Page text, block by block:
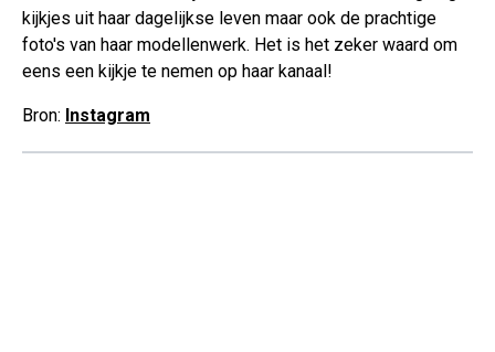
kijkjes uit haar dagelijkse leven maar ook de prachtige
foto's van haar modellenwerk. Het is het zeker waard om
eens een kijkje te nemen op haar kanaal!
Bron: Instagram